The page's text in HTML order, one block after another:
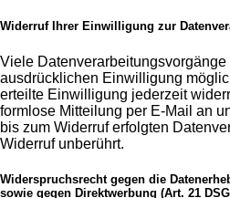
Widerruf Ihrer Einwilligung zur
Viele Datenverarbeitungsvorgänge
ausdrücklichen Einwilligung
erteilte Einwilligung jederzeit
formlose Mitteilung per E-Mail an
bis zum Widerruf erfolgten
Widerruf unberührt.
Widerspruchsrecht gegen die
sowie gegen Direktwerbung (Art. 21